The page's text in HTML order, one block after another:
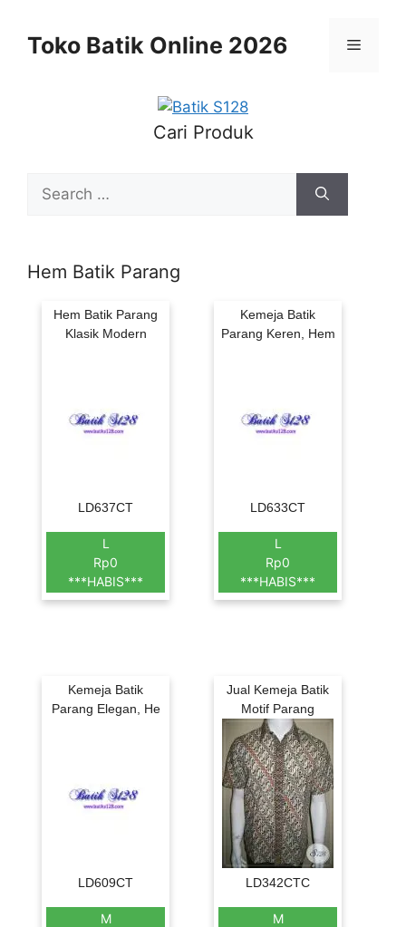
contentToko Batik Online 2026 Menu
Cari Produk
for:
Hem Batik Parang
Hem Batik Parang
Klasik Modern
LD637CT
L
Rp0
***HABIS***
Kemeja Batik
Parang Keren, Hem
LD633CT
L
Rp0
***HABIS***
Kemeja Batik
Parang Elegan, He
LD609CT
M
Jual Kemeja Batik
Motif Parang
LD342CTC
M